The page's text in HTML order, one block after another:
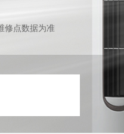
修点数据为准